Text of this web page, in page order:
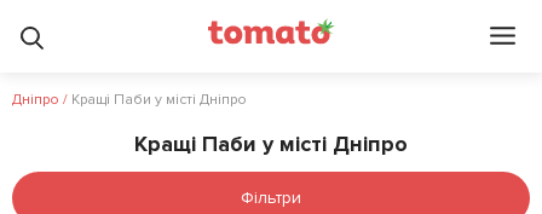
Дніпро / Кращі Паби у місті Дніпро
Кращі Паби у місті Дніпро
Фільтри